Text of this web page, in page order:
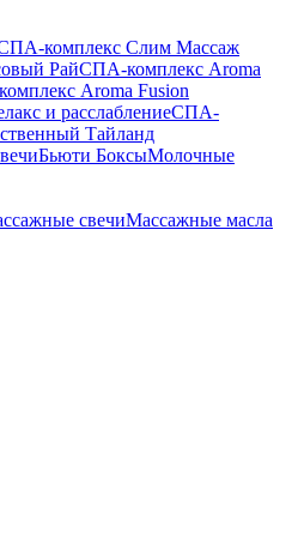
комплекс Слим Массаж
РайСПА-комплекс Aroma
Aroma Fusion
и расслаблениеСПА-
Тайланд
Бьюти БоксыМолочные
свечиМассажные масла